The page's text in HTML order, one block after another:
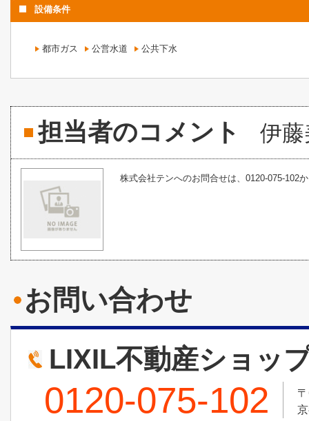
設備条件
都市ガス 公営水道 公共下水
担当者のコメント 伊
株式会社テンへのお問合せは、0120-075-102
お問い合わせ
LIXIL不動産ショッ
0120-075-102